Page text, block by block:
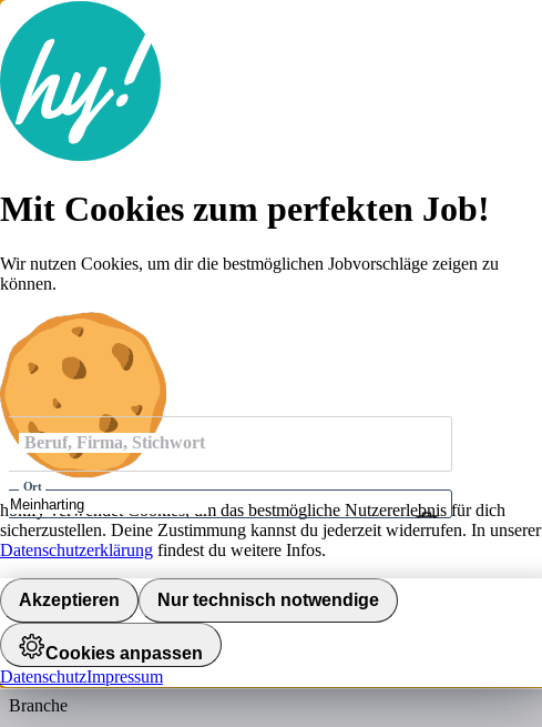
Lebenslauf
Karriere-Tipps
Anmelden
Beruf, Firma, Stichwort
Ort
Umkreis
Jobs finden
Anstellungsart
Branche
Mit Cookies zum perfekten Job!
Wir nutzen Cookies, um dir die bestmöglichen Jobvorschläge zeigen zu
können.
hokify verwendet Cookies, um das bestmögliche Nutzererlebnis für dich
sicherzustellen. Deine Zustimmung kannst du jederzeit widerrufen. In unserer
Datenschutzerklärung findest du weitere Infos.
Akzeptieren Nur technisch notwendige
Cookies anpassen
DatenschutzImpressum